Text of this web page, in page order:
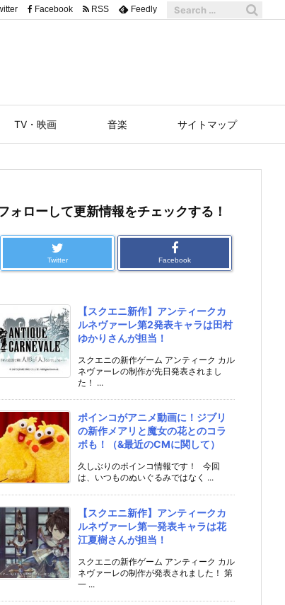
TV・映画 音楽 サイトマップ
Facebook RSS Feedly
ォローして更新情報をチェックする！
Twitter Facebook
【スクエニ新作】アンティークカ
ルネヴァーレ第2発表キャラは田村
ゆかりさんが担当！
スクエニの新作ゲーム アンティーク カル
ネヴァーレの制作が先日発表されまし
た！ ...
ポインコがアニメ動画に！ジブリ
の新作メアリと魔女の花とのコラ
ボも！（&最近のCMに関して）
久しぶりのポインコ情報です！ 今回
は、いつものぬいぐるみではなく ...
【スクエニ新作】アンティークカ
ルネヴァーレ第一発表キャラは花
江夏樹さんが担当！
スクエニの新作ゲーム アンティーク カル
ネヴァーレの制作が発表されました！ 第
一 ...